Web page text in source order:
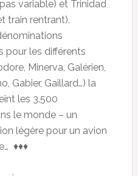
variable) et Trinidad
train rentrant).
pour les différents
Minerva, Galérien,
Gabier, Gaillard…) la
les 3.500
le monde – un
légère pour un avion
♦♦♦